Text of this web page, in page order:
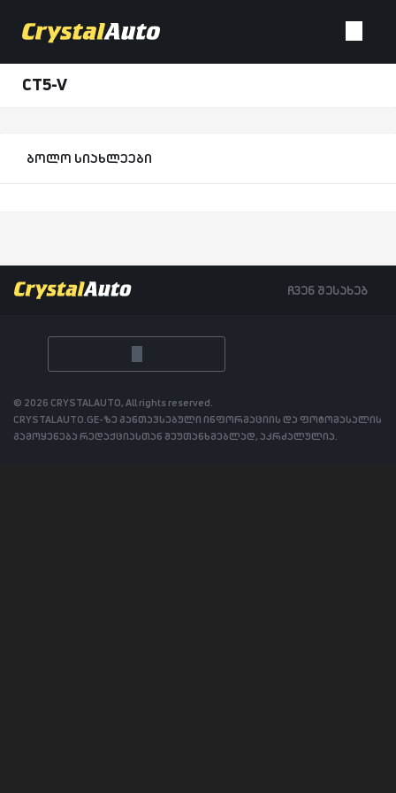
CT5-V
ბოლო სიახლეები
ჩვენ შესახებ
© 2026 CRYSTALAUTO, All rights reserved.
CRYSTALAUTO.GE-ზე განთავსებული ინფორმაციის და ფოტომასალის
გამოყენება რედაქციასთან შეუთანხმებლად, აკრძალულია.